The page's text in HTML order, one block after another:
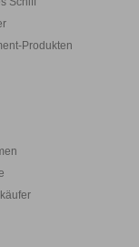
Produkten